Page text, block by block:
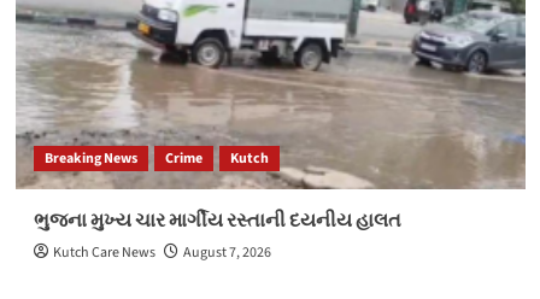
Breaking News Crime Kutch
ભુજના મુખ્ય ચાર માર્ગીય રસ્તાની દયનીય હાલત
Kutch Care News August 7, 2026